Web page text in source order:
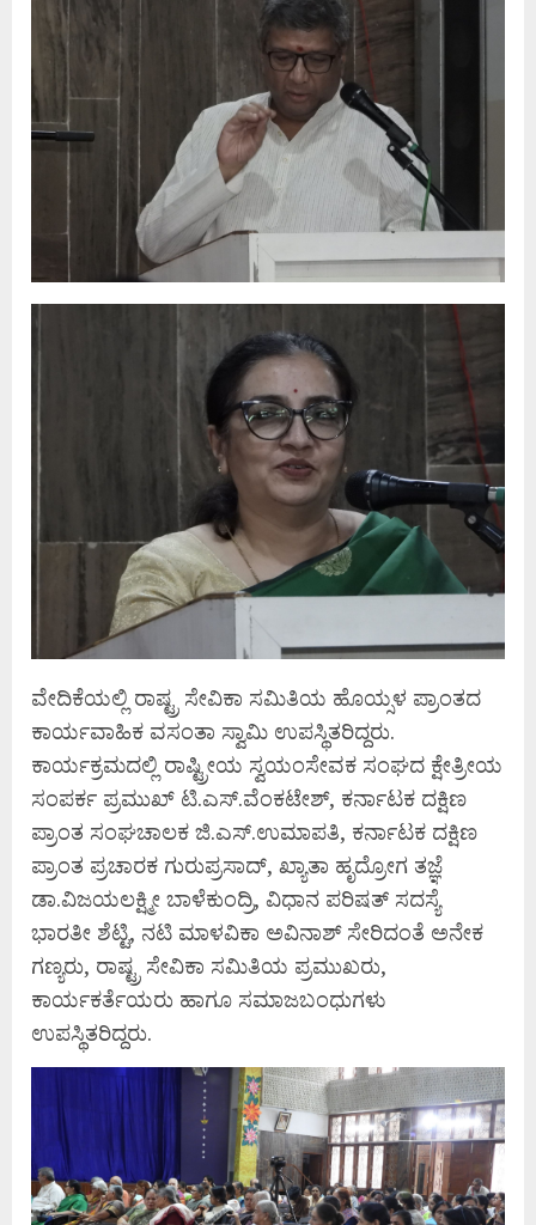
ವೇದಿಕೆಯಲ್ಲಿ ರಾಷ್ಟ್ರ ಸೇವಿಕಾ ಸಮಿತಿಯ ಹೊಯ್ಸಳ ಪ್ರಾಂತದ
ಕಾರ್ಯವಾಹಿಕ ವಸಂತಾ ಸ್ವಾಮಿ ಉಪಸ್ಥಿತರಿದ್ದರು.
ಕಾರ್ಯಕ್ರಮದಲ್ಲಿ ರಾಷ್ಟ್ರೀಯ ಸ್ವಯಂಸೇವಕ ಸಂಘದ ಕ್ಷೇತ್ರೀಯ
ಸಂಪರ್ಕ ಪ್ರಮುಖ್ ಟಿ.ಎಸ್.ವೆಂಕಟೇಶ್, ಕರ್ನಾಟಕ ದಕ್ಷಿಣ
ಪ್ರಾಂತ ಸಂಘಚಾಲಕ ಜಿ.ಎಸ್.ಉಮಾಪತಿ, ಕರ್ನಾಟಕ ದಕ್ಷಿಣ
ಪ್ರಾಂತ ಪ್ರಚಾರಕ ಗುರುಪ್ರಸಾದ್, ಖ್ಯಾತಾ ಹೃದ್ರೋಗ ತಜ್ಞೆ
ಡಾ.ವಿಜಯಲಕ್ಷ್ಮೀ ಬಾಳೆಕುಂದ್ರಿ, ವಿಧಾನ ಪರಿಷತ್ ಸದಸ್ಯೆ
ಭಾರತೀ ಶೆಟ್ಟಿ, ನಟಿ ಮಾಳವಿಕಾ ಅವಿನಾಶ್ ಸೇರಿದಂತೆ ಅನೇಕ
ಗಣ್ಯರು, ರಾಷ್ಟ್ರ ಸೇವಿಕಾ ಸಮಿತಿಯ ಪ್ರಮುಖರು,
ಕಾರ್ಯಕರ್ತೆಯರು ಹಾಗೂ ಸಮಾಜಬಂಧುಗಳು
ಉಪಸ್ಥಿತರಿದ್ದರು.